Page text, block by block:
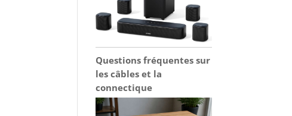
Questions fréquentes sur
les câbles et la
connectique